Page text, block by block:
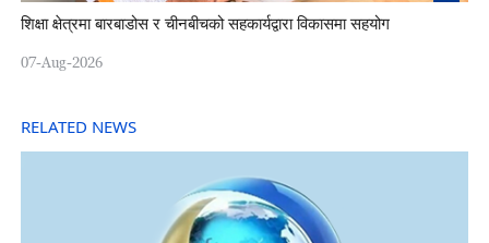
शिक्षा क्षेत्रमा बारबाडोस र चीनबीचको सहकार्यद्वारा विकासमा सहयोग
07-Aug-2026
RELATED NEWS